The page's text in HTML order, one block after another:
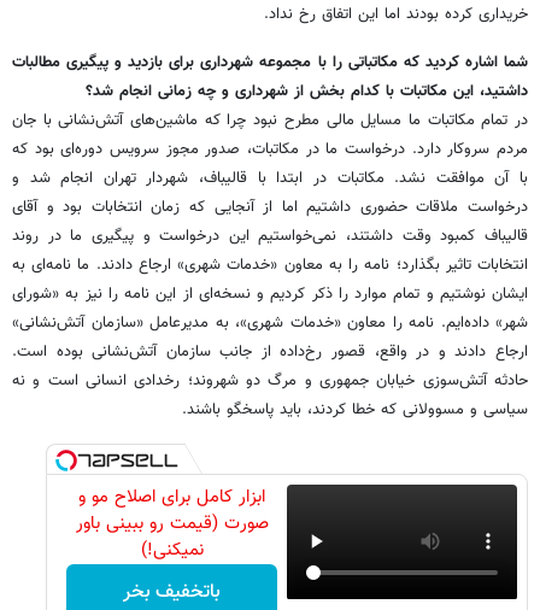
خریداری کرده بودند اما این اتفاق رخ نداد.
‌شما اشاره کردید که مکاتباتی را با مجموعه شهرداری برای بازدید و پیگیری مطالبات
داشتید، این مکاتبات با کدام بخش از شهرداری و چه زمانی انجام شد؟
در تمام مکاتبات ما مسایل مالی مطرح نبود چرا که ماشین‌های آتش‌نشانی با جان
مردم سروکار دارد. درخواست ما در مکاتبات، صدور مجوز سرویس دوره‌ای بود که
با آن موافقت نشد. مکاتبات در ابتدا با قالیباف، شهردار تهران انجام شد و
درخواست ملاقات حضوری داشتیم اما از آنجایی که زمان انتخابات بود و آقای
قالیباف کمبود وقت داشتند، نمی‌خواستیم این درخواست و پیگیری ما در روند
انتخابات تاثیر بگذارد؛ نامه را به معاون «خدمات شهری» ارجاع دادند. ما نامه‌ای به
ایشان نوشتیم و تمام موارد را ذکر کردیم و نسخه‌ای از این نامه را نیز به «شورای
شهر» داده‌ایم. نامه را معاون «خدمات شهری»، به مدیرعامل «سازمان آتش‌نشانی»
ارجاع دادند و در واقع، قصور رخ‌داده از جانب سازمان آتش‌نشانی بوده است.
حادثه آتش‌سوزی خیابان جمهوری و مرگ دو شهروند؛ رخدادی انسانی است و نه
سیاسی و مسوولانی که خطا کردند، باید پاسخگو باشند.
ابزار کامل برای اصلاح مو و
صورت (قیمت رو ببینی باور
نمیکنی!)
باتخفیف بخر